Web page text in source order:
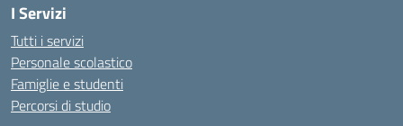
I Servizi
Tutti i servizi
Personale scolastico
Famiglie e studenti
Percorsi di studio